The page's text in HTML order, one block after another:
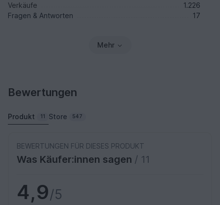
Verkäufe
1.226
Fragen & Antworten
17
Mehr
Bewertungen
Produkt 11 Store 547
BEWERTUNGEN FÜR DIESES PRODUKT
Was Käufer:innen sagen / 11
4,9/5